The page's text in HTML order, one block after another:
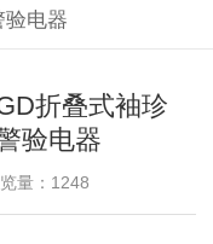
验电器
折叠式袖珍
验电器
量：1248